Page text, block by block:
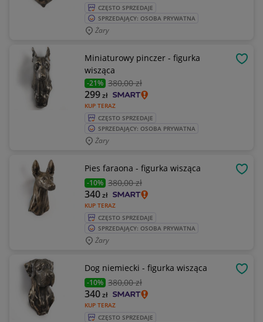
CZĘSTO SPRZEDAJE
SPRZEDAJĄCY: OSOBA PRYWATNA
Żary
Miniaturowy pinczer - figurka
wisząca
-21% 380,00 zł
KUP TERAZ
299zł
CZĘSTO SPRZEDAJE
SPRZEDAJĄCY: OSOBA PRYWATNA
Żary
Pies faraona - figurka wisząca
-10% 380,00 zł
KUP TERAZ
340zł
CZĘSTO SPRZEDAJE
SPRZEDAJĄCY: OSOBA PRYWATNA
Żary
Dog niemiecki - figurka wisząca
-10% 380,00 zł
KUP TERAZ
340zł
CZĘSTO SPRZEDAJE